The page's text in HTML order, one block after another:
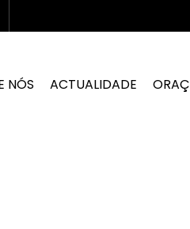
NÓS ACTUALIDADE